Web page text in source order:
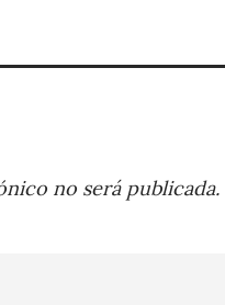
no será publicada.